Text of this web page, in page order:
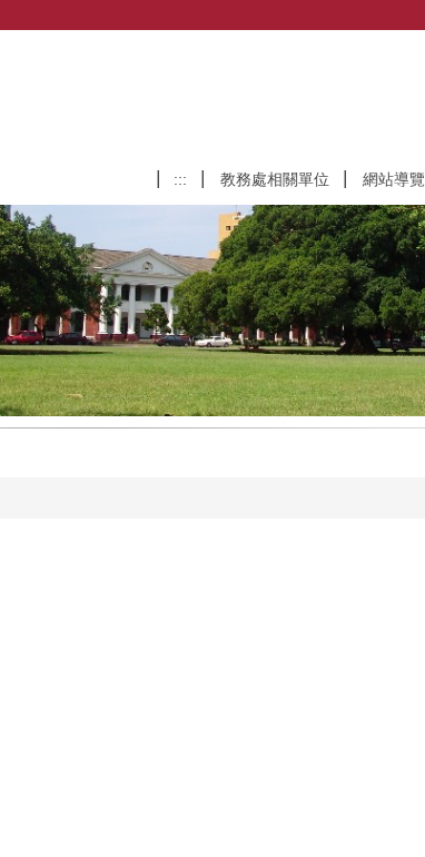
:::
教務處相關單位 網站導覽